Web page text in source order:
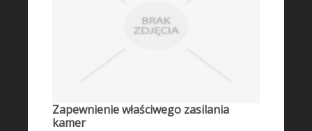
Zapewnienie właściwego zasilania
kamer